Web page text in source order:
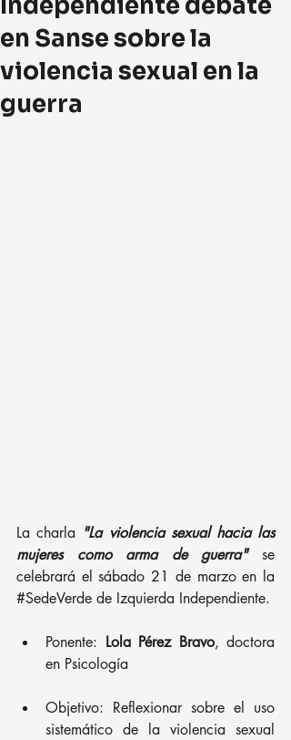
en Sanse sobre la
violencia sexual en la
guerra
La charla "La violencia sexual hacia las
mujeres como arma de guerra" se
#SedeVerde de Izquierda Independiente.
Ponente: Lola Pérez Bravo, doctora
en Psicología
Objetivo: Reflexionar sobre el uso
sistemático de la violencia sexual